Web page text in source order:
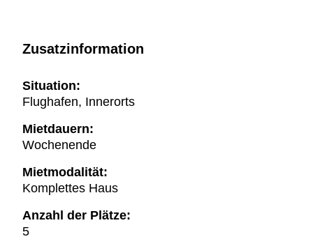
Zusatzinformation
Situation:
Flughafen, Innerorts
Mietdauern:
Wochenende
Mietmodalität:
Komplettes Haus
Anzahl der Plätze:
5